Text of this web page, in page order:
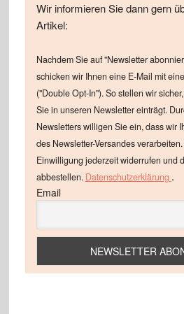
Wir informieren Sie dann gern
Artikel:
Nachdem Sie auf "Newsletter
schicken wir Ihnen eine E-Mail mit
("Double Opt-In"). So stellen wir
Sie in unseren Newsletter einträgt.
Newsletters willigen Sie ein, dass wir
des Newsletter-Versandes
Einwilligung jederzeit widerrufen und
abbestellen. Datenschutzerklärung .
Email